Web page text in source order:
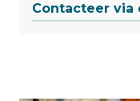
Contacteer via